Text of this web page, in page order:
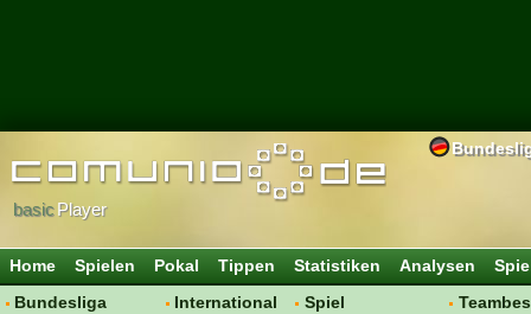
basicPlayer
Home Spielen Pokal Tippen Statistiken Analysen
Bundesliga
International
Spiel